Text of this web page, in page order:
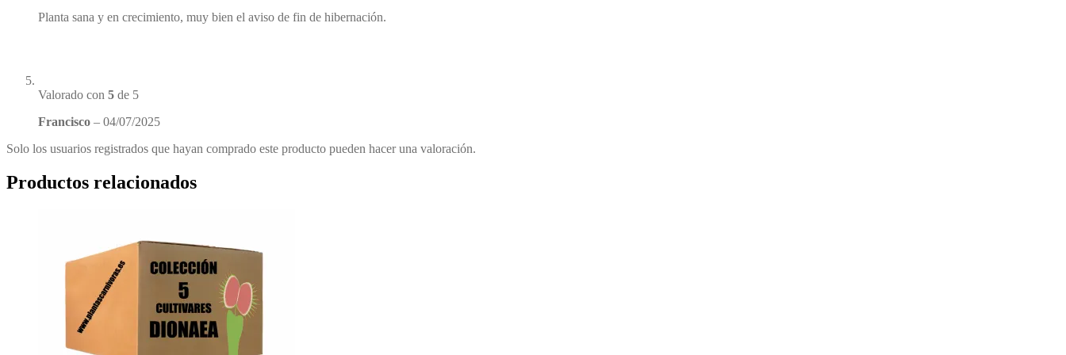
Planta sana y en crecimiento, muy bien el aviso de fin de hibernación.
Valorado con 5 de 5
Francisco – 04/07/2025
Solo los usuarios registrados que hayan comprado este producto pueden hacer una valoración.
Productos relacionados